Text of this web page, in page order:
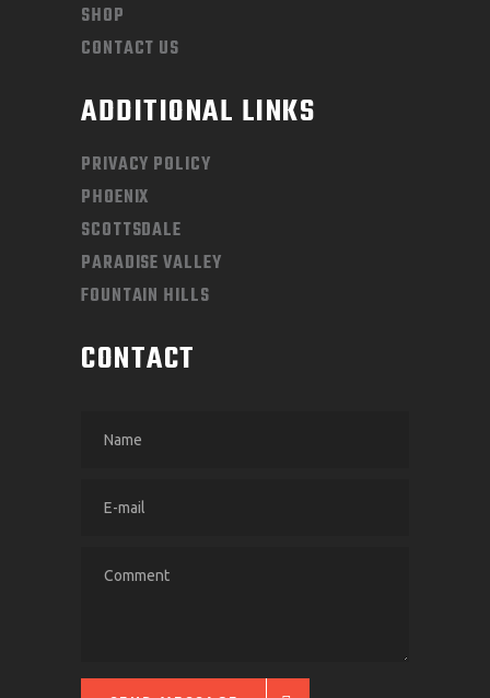
SHOP
CONTACT US
ADDITIONAL LINKS
PRIVACY POLICY
PHOENIX
SCOTTSDALE
PARADISE VALLEY
FOUNTAIN HILLS
CONTACT